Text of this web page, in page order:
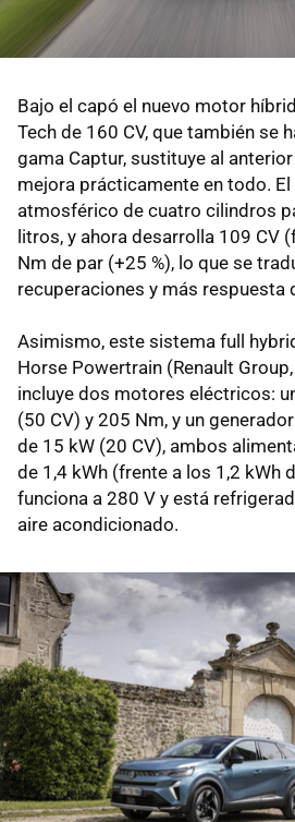
Bajo el capó el nuevo motor
Tech de 160 CV, que también se
gama Captur, sustituye al
mejora prácticamente en todo.
atmosférico de cuatro cilindros
litros, y ahora desarrolla 109 CV
Nm de par (+25 %), lo que se
recuperaciones y más respuesta
Asimismo, este sistema full
Horse Powertrain (Renault
incluye dos motores eléctricos:
(50 CV) y 205 Nm, y un
de 15 kW (20 CV), ambos
de 1,4 kWh (frente a los 1,2 kWh
funciona a 280 V y está
aire acondicionado.